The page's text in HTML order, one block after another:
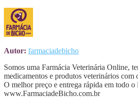
Autor: farmaciadebicho
Somos uma Farmácia Veterinária Online,
medicamentos e produtos veterinários com
O melhor preço e entrega rápida em todo
www.FarmaciadeBicho.com.br